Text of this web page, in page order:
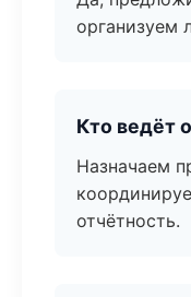
организуем
Кто ведёт
Назначаем
отчётность.